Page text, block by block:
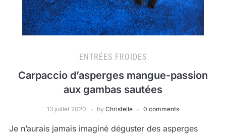
ENTRÉES FROIDES
Carpaccio d’asperges mangue-passion
aux gambas sautées
13 juillet 2020 by Christelle 0 comments
Je n’aurais jamais imaginé déguster des asperges